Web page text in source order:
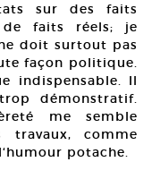
sur des faits
faits réels; je
doit surtout pas
façon politique.
indispensable. Il
démonstratif.
me semble
comme
potache.